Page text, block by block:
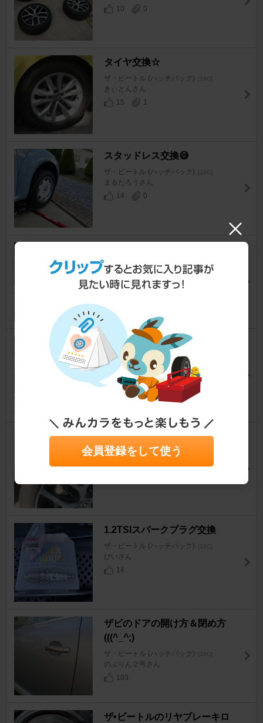
10
0
タイヤ交換☆
ザ・ビートル (ハッチバック) [16C]
きぃとんさん
15
1
スタッドレス交換😅
ザ・ビートル (ハッチバック) [16C]
まるたろうさん
14
0
ザ・ビートル (ハッチバック) [16C]
ゲル２さん
8
0
サマータイヤ交換2026
ザ・ビートル (ハッチバック)
ニヤさん
19
0
タイヤ交換
ザ・ビートル (ハッチバック)
1.2TSIスパークプラグ交換
ザ・ビートル (ハッチバック) [16C]
びいさん
14
ザビのドアの開け方＆閉め方
(((^_^;)
ザ・ビートル (ハッチバック) [16C]
のぶりん２号さん
103
ザ•ビートルのリヤブレーキロ
会員登録をして使う